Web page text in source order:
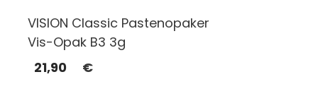
VISION Classic Pastenopaker
Vis-Opak B3 3g
21,90
€